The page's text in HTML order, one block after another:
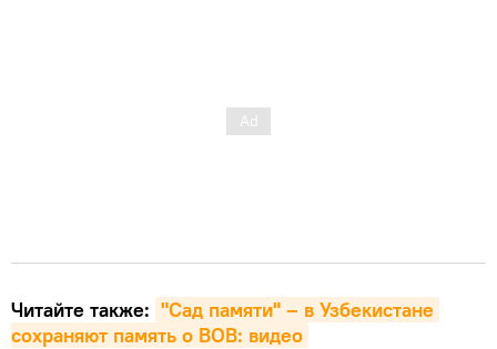
Читайте также: "Сад памяти" – в Узбекистане
сохраняют память о ВОВ: видео